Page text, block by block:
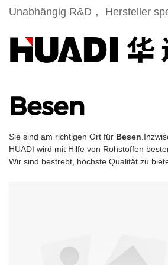
Unabhängig R&D， Hersteller
Besen
Sie sind am richtigen Ort für Besen
HUADI wird mit Hilfe von Rohstoffen
Wir sind bestrebt, höchste Qualität zu